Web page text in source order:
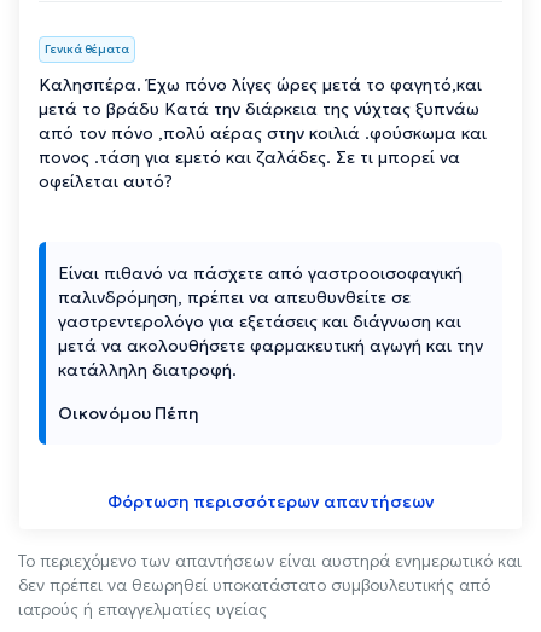
Γενικά θέματα
Καλησπέρα. Έχω πόνο λίγες ώρες μετά το φαγητό,και
μετά το βράδυ Κατά την διάρκεια της νύχτας ξυπνάω
από τον πόνο ,πολύ αέρας στην κοιλιά .φούσκωμα και
πονος .τάση για εμετό και ζαλάδες. Σε τι μπορεί να
οφείλεται αυτό?
Είναι πιθανό να πάσχετε από γαστροοισοφαγική
παλινδρόμηση, πρέπει να απευθυνθείτε σε
γαστρεντερολόγο για εξετάσεις και διάγνωση και
μετά να ακολουθήσετε φαρμακευτική αγωγή και την
κατάλληλη διατροφή.
Οικονόμου Πέπη
Φόρτωση περισσότερων απαντήσεων
Το περιεχόμενο των απαντήσεων είναι αυστηρά ενημερωτικό και
δεν πρέπει να θεωρηθεί υποκατάστατο συμβουλευτικής από
ιατρούς ή επαγγελματίες υγείας